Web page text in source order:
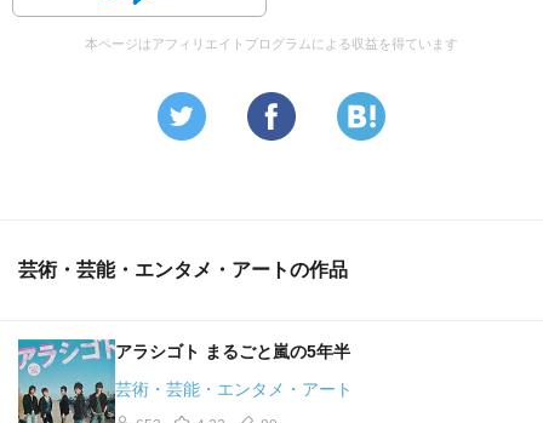
本ページはアフィリエイトプログラムによる収益を得ています
芸術・芸能・エンタメ・アートの作品
アラシゴト まるごと嵐の5年半
芸術・芸能・エンタメ・アート